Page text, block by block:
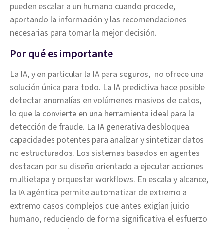
pueden escalar a un humano cuando procede,
aportando la información y las recomendaciones
necesarias para tomar la mejor decisión.
Por qué es importante
La IA, y en particular la IA para seguros, no ofrece una
solución única para todo. La IA predictiva hace posible
detectar anomalías en volúmenes masivos de datos,
lo que la convierte en una herramienta ideal para la
detección de fraude. La IA generativa desbloquea
capacidades potentes para analizar y sintetizar datos
no estructurados. Los sistemas basados en agentes
destacan por su diseño orientado a ejecutar acciones
multietapa y orquestar workflows. En escala y alcance,
la IA agéntica permite automatizar de extremo a
extremo casos complejos que antes exigían juicio
humano, reduciendo de forma significativa el esfuerzo